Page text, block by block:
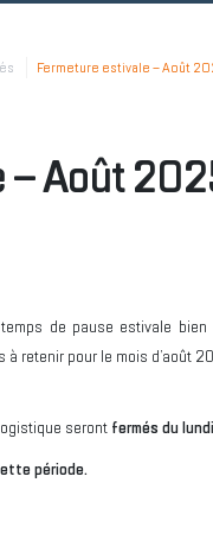
Fermeture estivale – Août
– Août
de pause estivale
retenir pour le mois d’août
seront fermés du
période.